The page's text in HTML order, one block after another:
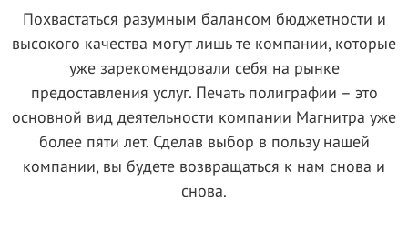
Похвастаться разумным балансом бюджетности и
высокого качества могут лишь те компании, которые
уже зарекомендовали себя на рынке
предоставления услуг. Печать полиграфии – это
основной вид деятельности компании Магнитра уже
более пяти лет. Сделав выбор в пользу нашей
компании, вы будете возвращаться к нам снова и
снова.